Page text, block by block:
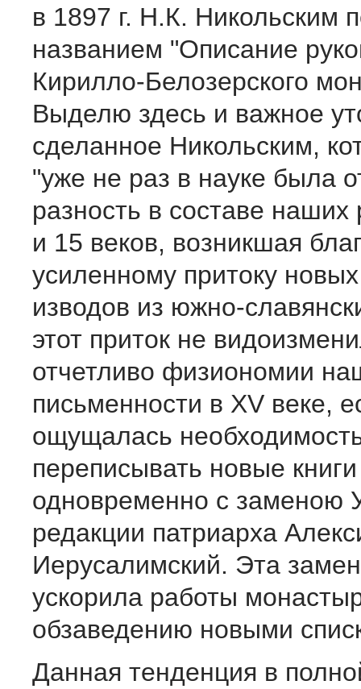
в 1897 г. Н.К. Никольским
названием "Описание
Кирилло-Белозерского
Выделю здесь и важное
сделанное Никольским,
"уже не раз в науке была
разность в составе наших
и 15 веков, возникшая
усиленному притоку
изводов из южно-
этот приток не
отчетливо физиономии
письменности в XV веке,
ощущалась
переписывать новые книги
одновременно с заменою
редакции патриарха
Иерусалимский. Эта
ускорила работы
обзаведению новыми
Данная тенденция в